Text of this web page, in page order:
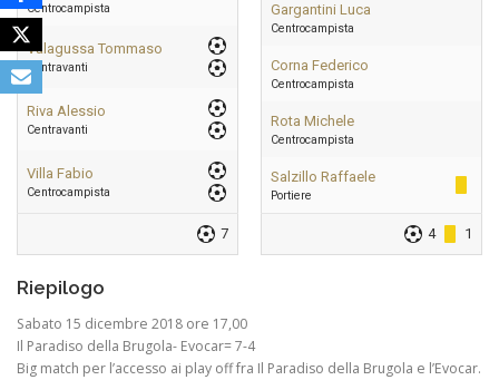
Centrocampista
Valagussa Tommaso
Centravanti
Riva Alessio
Centravanti
Villa Fabio
Centrocampista
7
Gargantini Luca
Centrocampista
Corna Federico
Centrocampista
Rota Michele
Centrocampista
Salzillo Raffaele
Portiere
4 1
Riepilogo
Sabato 15 dicembre 2018 ore 17,00
Il Paradiso della Brugola- Evocar= 7-4
Big match per l’accesso ai play off fra Il Paradiso della Brugola e l’Evocar.